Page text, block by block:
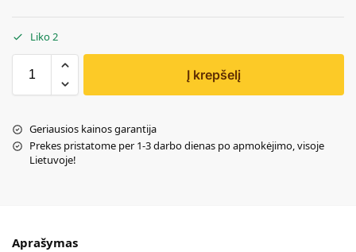
Liko 2
Į krepšelį
Geriausios kainos garantija
Prekes pristatome per 1-3 darbo dienas po apmokėjimo, visoje
Lietuvoje!
Aprašymas